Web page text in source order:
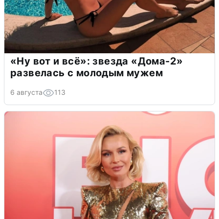
«Ну вот и всё»: звезда «Дома-2»
развелась с молодым мужем
6 августа 113